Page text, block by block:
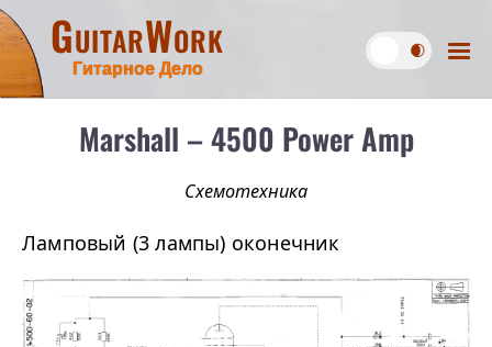
GuitarWork
Гитарное Дело
Marshall – 4500 Power Amp
Схемотехника
Ламповый (3 лампы) оконечник